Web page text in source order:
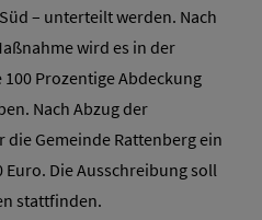
– unterteilt werden. Nach
wird es in der
Prozentige Abdeckung
Nach Abzug der
Gemeinde Rattenberg ein
Euro. Die Ausschreibung soll
stattfinden.